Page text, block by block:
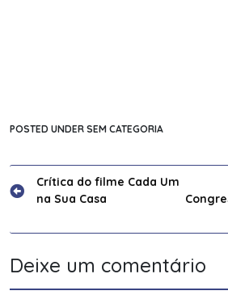
POSTED UNDER SEM CATEGORIA
Navegação
Post
Crítica do filme Cada Um
na Sua Casa
Deixe um comentário